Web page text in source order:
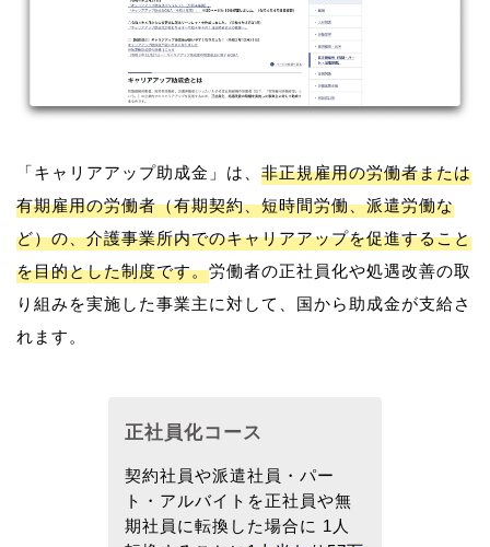
「キャリアアップ助成金」は、 非正規雇用の労働者または
有期雇用の労働者（有期契約、短時間労働、派遣労働な
ど）の、介護事業所内でのキャリアアップを促進すること
を目的とした制度です。労働者の正社員化や処遇改善の取
り組みを実施した事業主に対して、国から助成金が支給さ
れます。
正社員化コース
契約社員や派遣社員・パー
ト・アルバイトを正社員や無
期社員に転換した場合に 1人